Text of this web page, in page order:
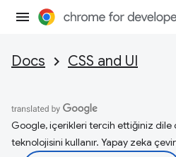
Docs CSS and UI
Google, içerikleri tercih ettiğiniz dile
teknolojisini kullanır. Yapay zeka